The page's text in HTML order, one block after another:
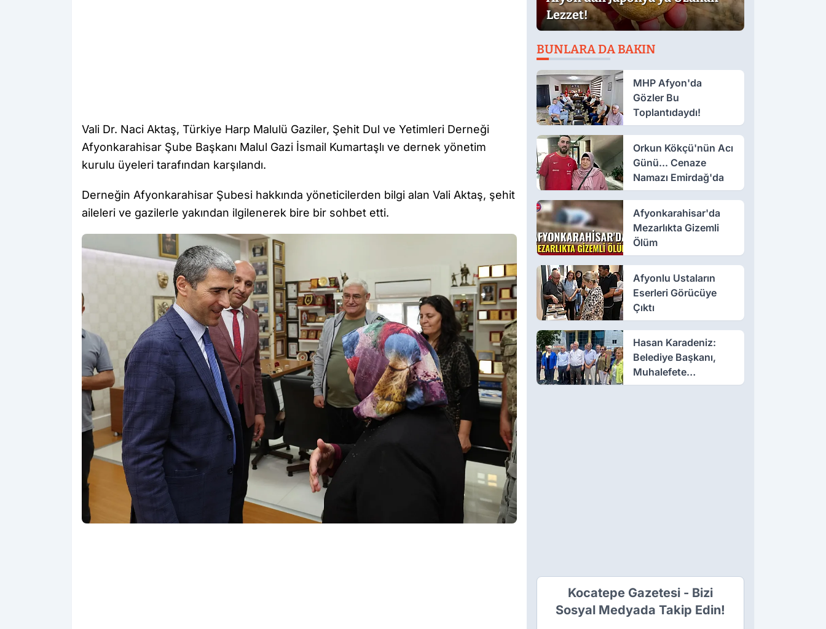
Vali Dr. Naci Aktaş, Türkiye Harp Malulü Gaziler, Şehit Dul ve Yetimleri Derneği
Afyonkarahisar Şube Başkanı Malul Gazi İsmail Kumartaşlı ve dernek yönetim
kurulu üyeleri tarafından karşılandı.
Derneğin Afyonkarahisar Şubesi hakkında yöneticilerden bilgi alan Vali Aktaş, şehit
aileleri ve gazilerle yakından ilgilenerek bire bir sohbet etti.
Lezzet!
BUNLARA DA BAKIN
MHP Afyon'da
Gözler Bu
Toplantıdaydı!
Orkun Kökçü'nün Acı
Günü... Cenaze
Namazı Emirdağ'da
Afyonkarahisar'da
Mezarlıkta Gizemli
Ölüm
Afyonlu Ustaların
Eserleri Görücüye
Çıktı
Hasan Karadeniz:
Belediye Başkanı,
Muhalefete
Tahammül Edemiyor
Kocatepe Gazetesi - Bizi
Sosyal Medyada Takip Edin!